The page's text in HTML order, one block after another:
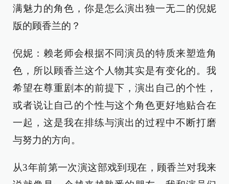
满魅力的角色，你是怎么演出独一无二的倪妮
版的顾香兰的？
倪妮：赖老师会根据不同演员的特质来塑造角
色，所以顾香兰这个人物其实是有变化的。我
希望在尊重剧本的前提下，演出自己的个性，
或者说让自己的个性与这个角色更好地贴合在
一起，这是我在排练与演出的过程中不断打磨
与努力的方向。
从3年前第一次演这部戏到现在，顾香兰对我来